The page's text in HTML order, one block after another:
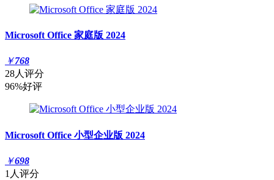
Microsoft Office 家庭版 2024
￥768
28人评分
96%好评
Microsoft Office 小型企业版 2024
￥698
1人评分